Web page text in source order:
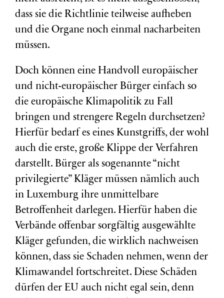
dass sie die Richtlinie teilweise aufheben
und die Organe noch einmal nacharbeiten
müssen.
Doch können eine Handvoll europäischer
und nicht-europäischer Bürger einfach so
die europäische Klimapolitik zu Fall
bringen und strengere Regeln durchsetzen?
Hierfür bedarf es eines Kunstgriffs, der wohl
auch die erste, große Klippe der Verfahren
darstellt. Bürger als sogenannte “nicht
privilegierte” Kläger müssen nämlich auch
in Luxemburg ihre unmittelbare
Betroffenheit darlegen. Hierfür haben die
Verbände offenbar sorgfältig ausgewählte
Kläger gefunden, die wirklich nachweisen
können, dass sie Schaden nehmen, wenn der
Klimawandel fortschreitet. Diese Schäden
dürfen der EU auch nicht egal sein, denn